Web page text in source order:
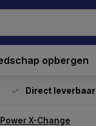
opbergen
Direct leverbaar
X-Change